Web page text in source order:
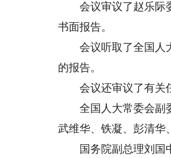
会议审议了赵乐际委
书面报告。
会议听取了全国人大
的报告。
会议还审议了有关任
全国人大常委会副委
武维华、铁凝、彭清华
国务院副总理刘国中